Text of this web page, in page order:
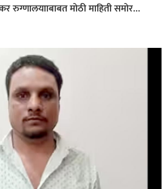
रुग्णालयााबाबत मोठी माहिती समोर…